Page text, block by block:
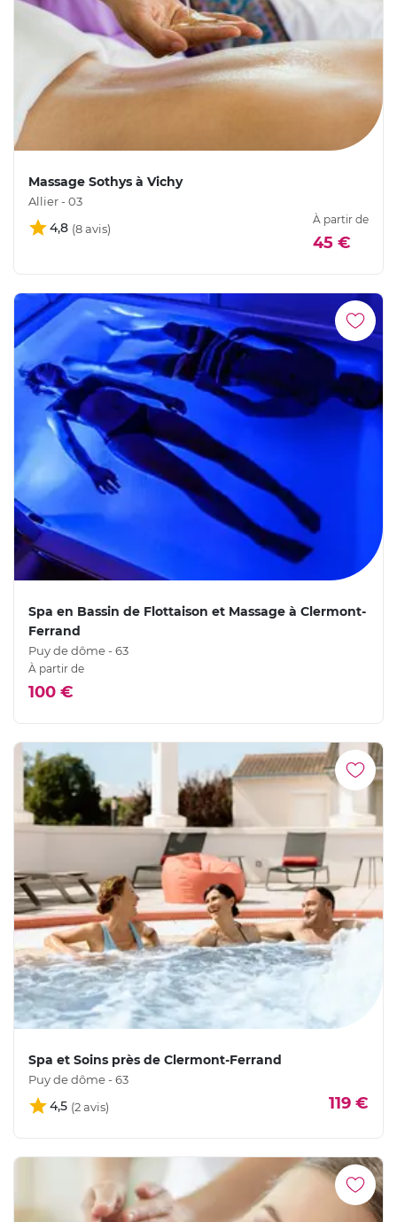
Massage Sothys à Vichy
Allier - 03
4,8
À partir de
45 €
Spa en Bassin de Flottaison et Massage à Clermont-
Ferrand
Puy de dôme - 63
À partir de
100 €
Spa et Soins près de Clermont-Ferrand
Puy de dôme - 63
4,5 119 €